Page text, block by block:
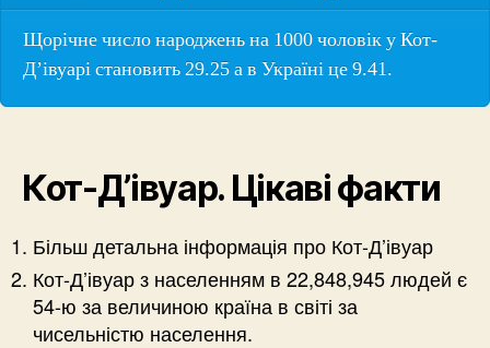
Щорічне число народжень на 1000 чоловік у Кот-
Д’івуарі становить 29.25 а в Україні це 9.41.
Кот-Д’івуар. Цікаві факти
Більш детальна інформація про Кот-Д’івуар
Кот-Д’івуар з населенням в 22,848,945 людей є
54-ю за величиною країна в світі за
чисельністю населення.